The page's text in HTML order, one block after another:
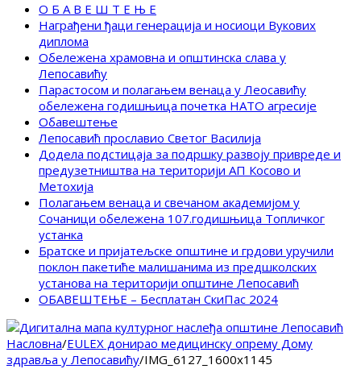
О Б А В Е Ш Т Е Њ Е
Награђени ђаци генерација и носиоци Вукових
диплома
Обележена храмовна и општинска слава у
Лепосавићу
Парастосом и полагањем венаца у Леосавићу
обележена годишњица почетка НАТО агресије
Обавештење
Лепосавић прославио Светог Василија
Додела подстицаја за подршку развоју привреде и
предузетништва на територији АП Косово и
Метохија
Полагањем венаца и свечаном академијом у
Сочаници обележена 107.годишњица Топличког
устанка
Братске и пријатељске општине и грдови уручили
поклон пакетиће малишанима из предшколских
установа на територији општине Лепосавић
ОБАВЕШТЕЊЕ – Бесплатан СкиПас 2024
Насловна/EULEX донирао медицинску опрему Дому
здравља у Лепосавићу/IMG_6127_1600x1145